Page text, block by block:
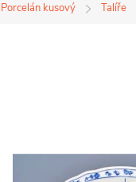
Porcelán kusový Talíře